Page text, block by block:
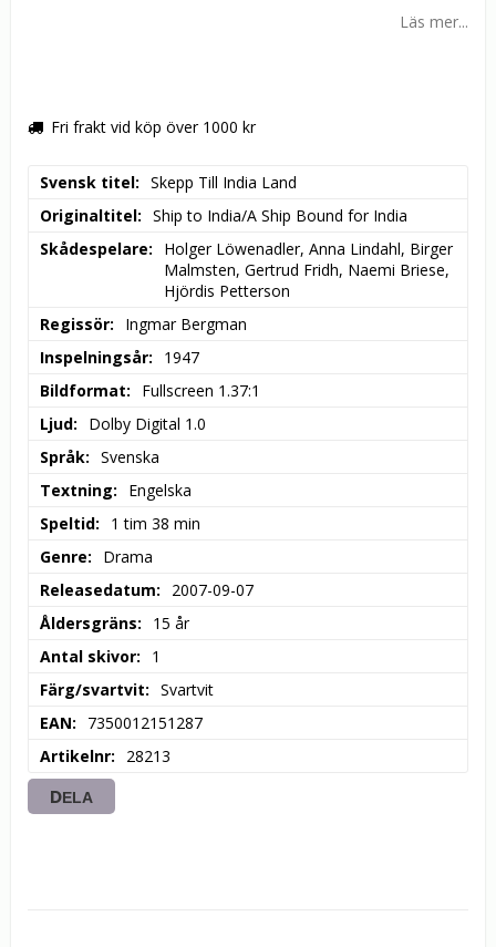
Läs mer...
Fri frakt vid köp över 1000 kr
Svensk titel
Skepp Till India Land
Originaltitel
Ship to India/A Ship Bound for India
Skådespelare
Holger Löwenadler, Anna Lindahl, Birger
Malmsten, Gertrud Fridh, Naemi Briese,
Hjördis Petterson
Regissör
Ingmar Bergman
Inspelningsår
1947
Bildformat
Fullscreen 1.37:1
Ljud
Dolby Digital 1.0
Språk
Svenska
Textning
Engelska
Speltid
1 tim 38 min
Genre
Drama
Releasedatum
2007-09-07
Åldersgräns
15 år
Antal skivor
1
Färg/svartvit
Svartvit
EAN
7350012151287
Artikelnr
28213
DELA